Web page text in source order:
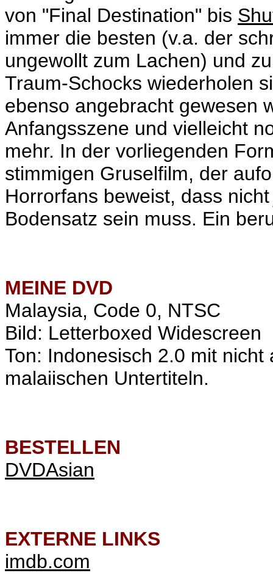
von "Final Destination" bis
immer die besten (v.a. der
ungewollt zum Lachen) und
Traum-Schocks wiederholen
ebenso angebracht gewesen
Anfangsszene und vielleicht
mehr. In der vorliegenden
stimmigen Gruselfilm, der
Horrorfans beweist, dass
Bodensatz sein muss. Ein
MEINE DVD
Malaysia, Code 0, NTSC
Bild: Letterboxed Widescreen
Ton: Indonesisch 2.0 mit
malaiischen Untertiteln.
BESTELLEN
DVDAsian
EXTERNE LINKS
imdb.com